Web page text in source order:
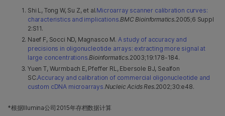
Shi L, Tong W, Su Z, et al.Microarray scanner calibration curves:
characteristics and implications.BMC Bioinformatics.2005;6 Suppl
2:S11.
Naef F, Socci ND, Magnasco M. A study of accuracy and
precisions in oligonucleotide arrays: extracting more signal at
large concentrations.Bioinformatics.2003;19:178-184.
Yuen T, Wurmbach E, Pfeffer RL, Ebersole BJ, Sealfon
SC.Accuracy and calibration of commercial oligonucleotide and
custom cDNA microarrays.Nucleic Acids Res.2002;30:e48.
*根据Illumina公司2015年存档数据计算